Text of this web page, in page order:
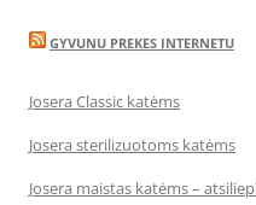
GYVUNU PREKES INTERNETU
Josera Classic katėms
Josera sterilizuotoms katėms
Josera maistas katėms –